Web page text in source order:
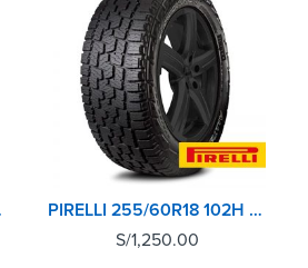
PIRELLI 255/60R18 102H SCORPION A/T+
S/1,250.00